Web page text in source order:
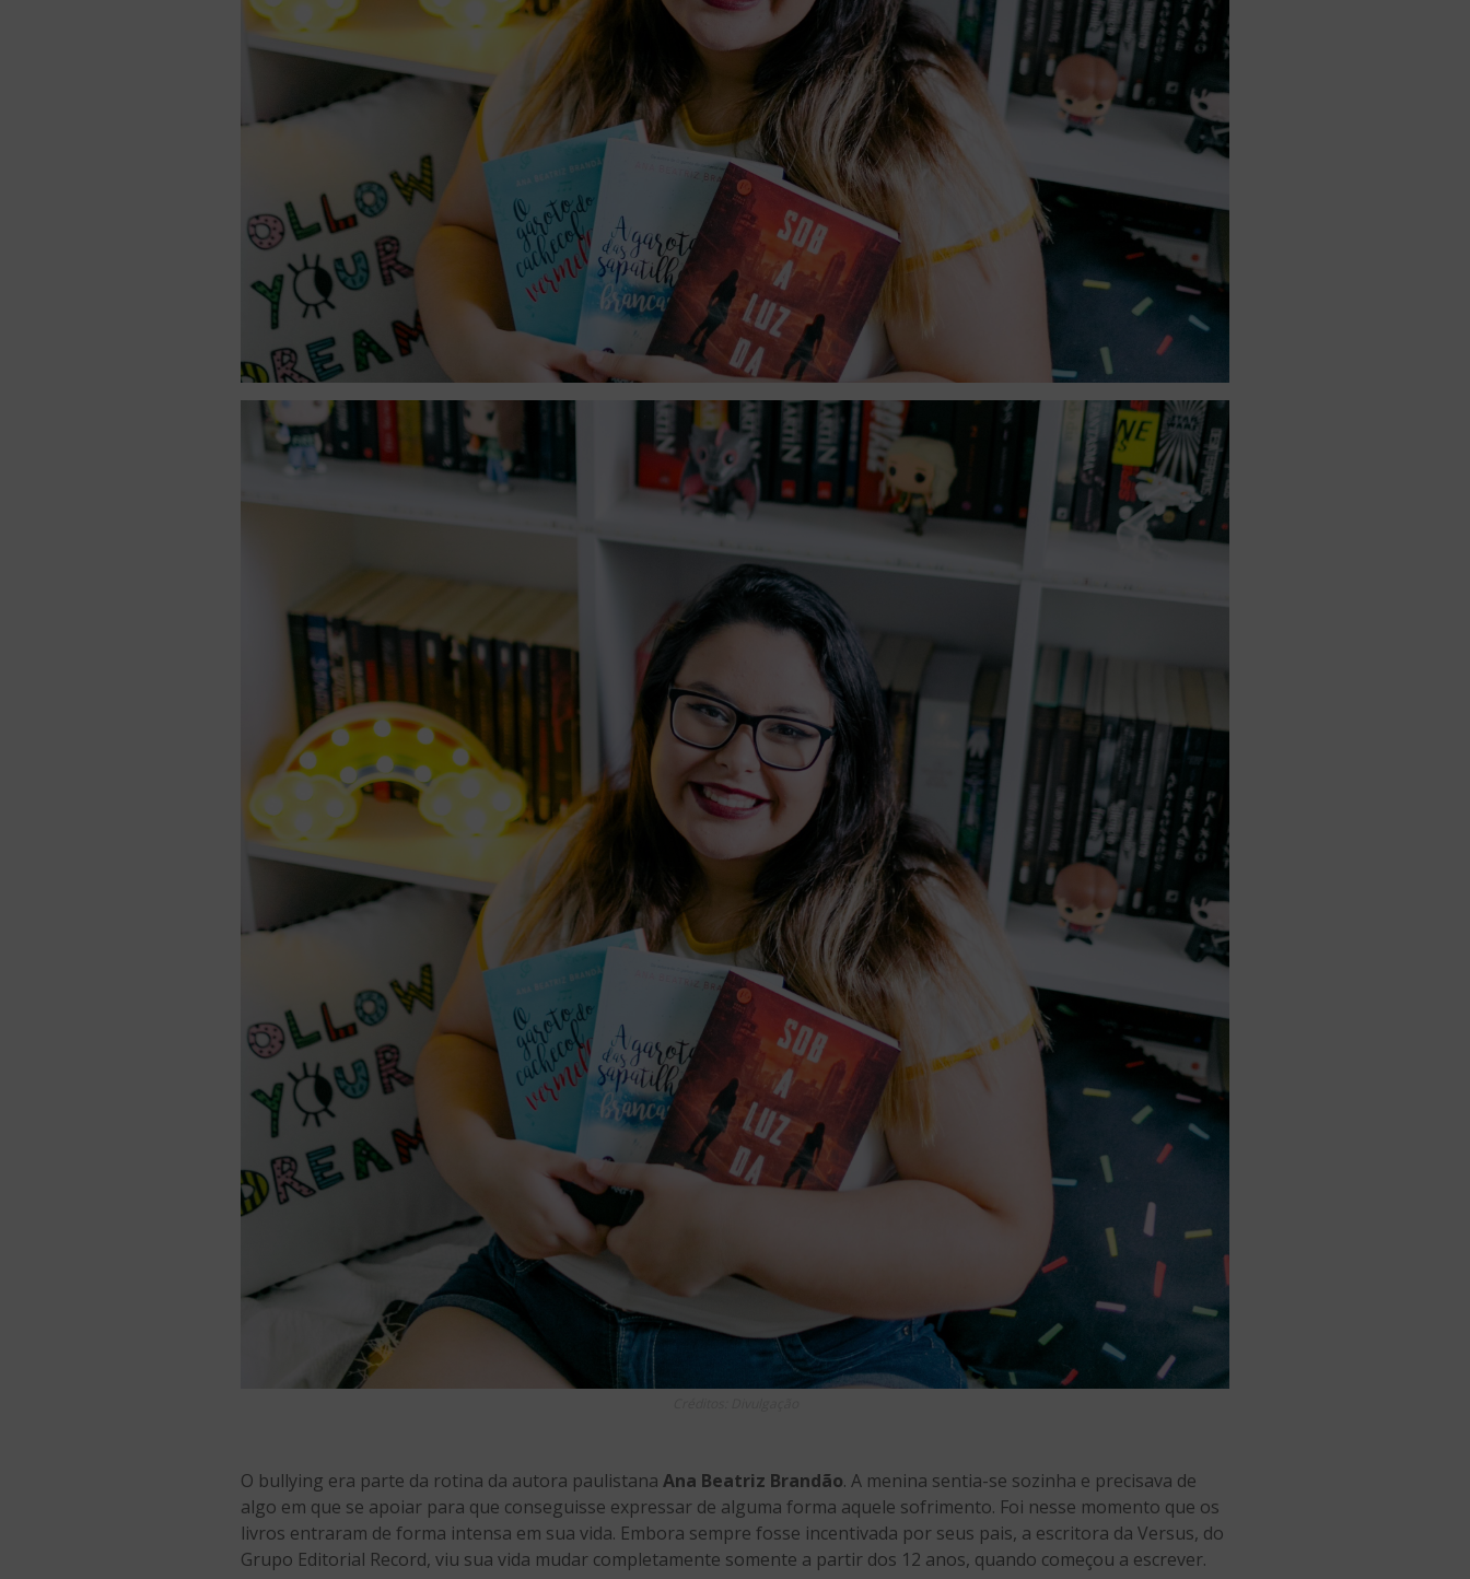
O bullying era parte da rotina da autora paulistana Ana Beatriz Brandão. A menina sentia-se sozinha e precisava de
algo em que se apoiar para que conseguisse expressar de alguma forma aquele sofrimento. Foi nesse momento que os
livros entraram de forma intensa em sua vida. Embora sempre fosse incentivada por seus pais, a escritora da Versus, do
Grupo Editorial Record, viu sua vida mudar completamente somente a partir dos 12 anos, quando começou a escrever.